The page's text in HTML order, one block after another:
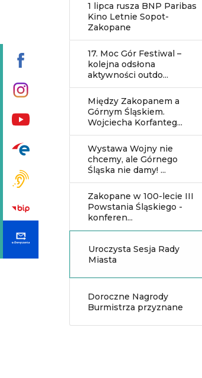
1 lipca rusza BNP Paribas
Kino Letnie Sopot-
Zakopane
17. Moc Gór Festiwal –
kolejna odsłona
aktywności outdo...
Między Zakopanem a
Górnym Śląskiem.
Wojciecha Korfanteg...
Wystawa Wojny nie
chcemy, ale Górnego
Śląska nie damy! ...
Zakopane w 100-lecie III
Powstania Śląskiego -
konferen...
Uroczysta Sesja Rady
Miasta
Doroczne Nagrody
Burmistrza przyznane